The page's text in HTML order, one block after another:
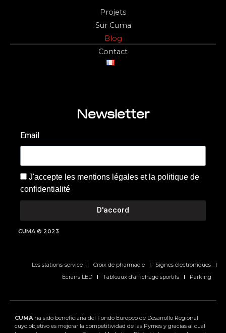
Projets
Sur Cuma
Blog
Contact
Newsletter
Email
J'accepte les mentions légales et la politique de
confidentialité
D'accord
CUMA © 2023
Les stations-service Croix de pharmacie
Signes électroniques
Écrans LED
Tableaux d’affichage sportifs Parking
CUMAha sido beneficiaria del Fondo Europeo de Desarrollo Regional
cuyo objetivo es mejorar la competitividad de las Pymes y gracias al cual